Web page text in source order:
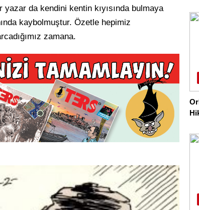
da kendini kentin kıyısında bulmaya
kaybolmuştur. Özetle hepimiz
zamana.